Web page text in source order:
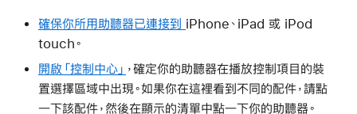
確保你所用助聽器已連接到 iPhone、iPad 或 iPod
touch。
開啟「控制中心」 ，確定你的助聽器在播放控制項目的裝
置選擇區域中出現。如果你在這裡看到不同的配件，請點
一下該配件，然後在顯示的清單中點一下你的助聽器。